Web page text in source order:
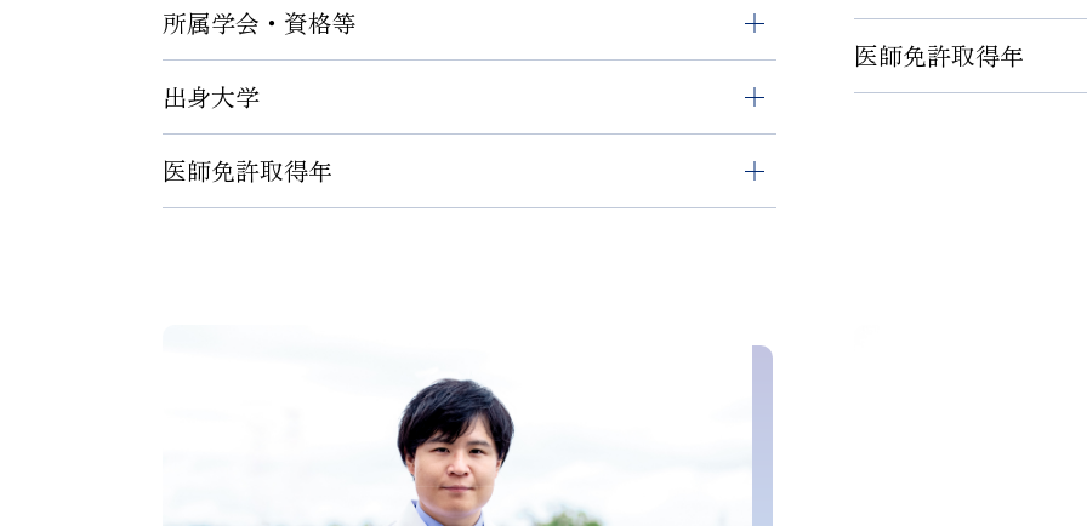
人工膝関節置換術
所属学会・資格等
日本整形外科学会 専門医、認定スポーツ医
公益財団法人体育協会 公認スポーツドクター
日本人工関節学会 認定医
日本足の外科学会 足の外科認定医
東海足と靴の研究会 幹事
東海Knee Osteotomy and Joint Preservation研究会 世話人
静岡足の外科フォーラム 幹事
出身大学
浜松医科大学医学部医学科
医師免許取得年
日本整形外科学会専門医
日本整形外科学会認定
日本脊椎脊髄病学会 脊
慶應義塾大学医学部
医師免許取得年